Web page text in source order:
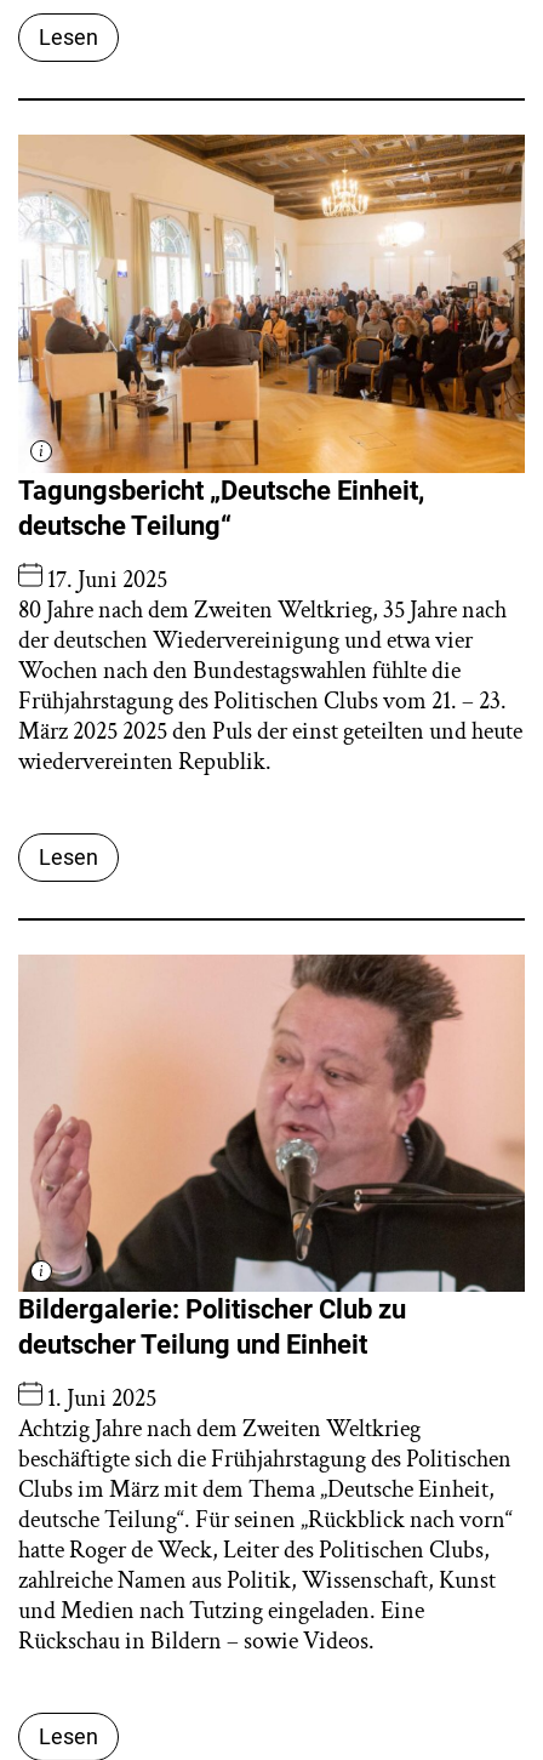
Lesen
Tagungsbericht „Deutsche Einheit,
deutsche Teilung“
17. Juni 2025
80 Jahre nach dem Zweiten Weltkrieg, 35 Jahre nach
der deutschen Wiedervereinigung und etwa vier
Wochen nach den Bundestagswahlen fühlte die
Frühjahrstagung des Politischen Clubs vom 21. – 23.
März 2025 2025 den Puls der einst geteilten und heute
wiedervereinten Republik.
Lesen
Bildergalerie: Politischer Club zu
deutscher Teilung und Einheit
1. Juni 2025
Achtzig Jahre nach dem Zweiten Weltkrieg
beschäftigte sich die Frühjahrstagung des Politischen
Clubs im März mit dem Thema „Deutsche Einheit,
deutsche Teilung“. Für seinen „Rückblick nach vorn“
hatte Roger de Weck, Leiter des Politischen Clubs,
zahlreiche Namen aus Politik, Wissenschaft, Kunst
und Medien nach Tutzing eingeladen. Eine
Rückschau in Bildern – sowie Videos.
Lesen